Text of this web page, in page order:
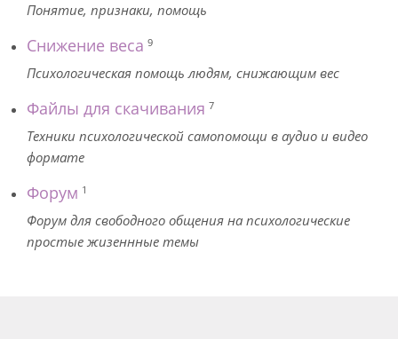
Понятие, признаки, помощь
Снижение веса 9
Психологическая помощь людям, снижающим вес
Файлы для скачивания 7
Техники психологической самопомощи в аудио и видео
формате
Форум 1
Форум для свободного общения на психологические
простые жизеннные темы